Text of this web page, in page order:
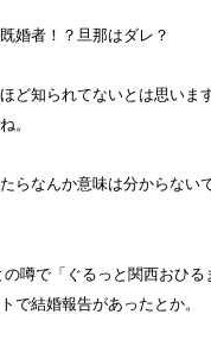
婚者！？旦那はダレ？
ど知られてないとは思いま
。
らなんか意味は分からない
の噂で 「ぐるっと関西おひ
で結婚報告があったとか。